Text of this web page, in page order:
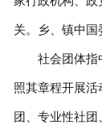
关。乡、镇中国
社会团体指中
照其章程开展
团、专业性社